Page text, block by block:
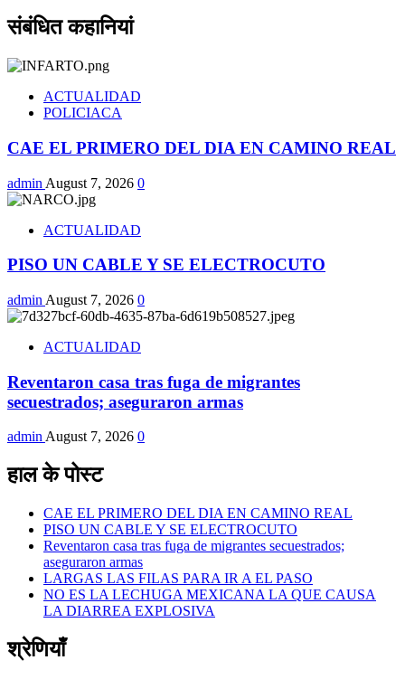
संबंधित कहानियां
ACTUALIDAD
POLICIACA
CAE EL PRIMERO DEL DIA EN CAMINO REAL
admin August 7, 2026 0
ACTUALIDAD
PISO UN CABLE Y SE ELECTROCUTO
admin August 7, 2026 0
ACTUALIDAD
Reventaron casa tras fuga de migrantes
secuestrados; aseguraron armas
adminAugust 7, 2026 0
हाल के पोस्ट
CAE EL PRIMERO DEL DIA EN CAMINO REAL
PISO UN CABLE Y SE ELECTROCUTO
Reventaron casa tras fuga de migrantes secuestrados;
aseguraron armas
LARGAS LAS FILAS PARA IR A EL PASO
NO ES LA LECHUGA MEXICANA LA QUE CAUSA
LA DIARREA EXPLOSIVA
श्रेणियाँ